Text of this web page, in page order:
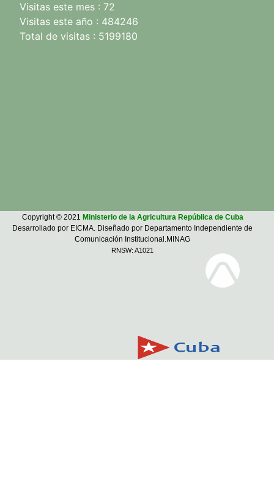
Visitas este mes : 72
Visitas este año : 484246
Total de visitas : 5199180
Copyright © 2021 Ministerio de la Agricultura República de Cuba
Desarrollado por EICMA. Diseñado por Departamento Independiente de
Comunicación Institucional.MINAG
RNSW: A1021